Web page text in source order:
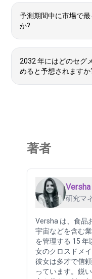
予測期間中に市場で
か?
2032 年にはどのセグ
めると予想されますか
著者
Versha
研究マ
Versha は、食品
宇宙などを含む
を管理する 15
女のクロスドメ
彼女は多才で信
っています。鋭